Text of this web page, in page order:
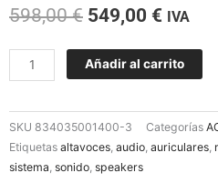
598,00€ El
original
era:
549,00 € El
actual
es:
IVA
NORD
PIANO
Añadir al carrito
SKU 834035001400-3 Categorías
Etiquetas altavoces, audio, auriculares,
sistema, sonido, speakers